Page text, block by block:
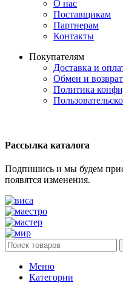
О нас
Поставщикам
Партнерам
Контакты
Покупателям
Доставка и
Обмен и возврат
Политика
Рассылка каталога
Подпишись и мы будем
появятся изменения.
Меню
Категории